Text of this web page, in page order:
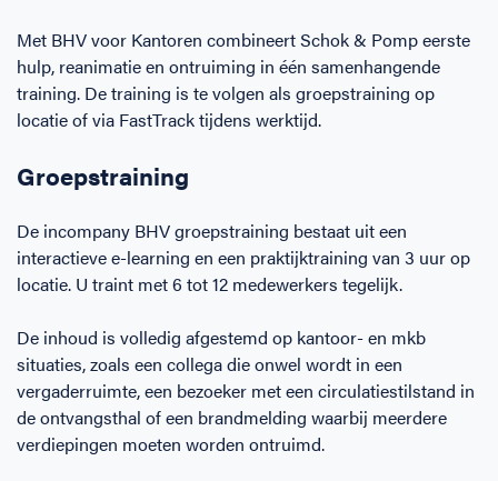
Inloggen
Met BHV voor Kantoren combineert Schok & Pomp eerste
hulp, reanimatie en ontruiming in één samenhangende
training. De training is te volgen als groepstraining op
locatie of via FastTrack tijdens werktijd.
Groepstraining
De incompany BHV groepstraining bestaat uit een
interactieve e-learning en een praktijktraining van 3 uur op
locatie. U traint met 6 tot 12 medewerkers tegelijk.
De inhoud is volledig afgestemd op kantoor- en mkb
situaties, zoals een collega die onwel wordt in een
vergaderruimte, een bezoeker met een circulatiestilstand in
de ontvangsthal of een brandmelding waarbij meerdere
verdiepingen moeten worden ontruimd.